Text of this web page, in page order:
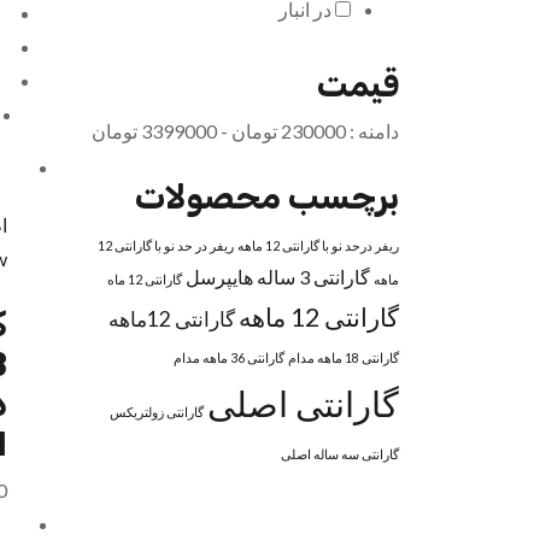
در انبار
قیمت
دامنه : 230000 تومان - 3399000 تومان
برچسب محصولات
ریفر درحد نو با گارانتی 12 ماهه ریفر در حد نو با گارانتی 12
ماهه گارانتی 3 ساله هایپرسل گارانتی 12 ماه
گارانتی 12 ماهه گارانتی 12ماهه
گارانتی 18 ماهه مدام گارانتی 36 ماهه مدام
گارانتی اصلی گارانتی زولتریکس
گارانتی سه ساله اصلی